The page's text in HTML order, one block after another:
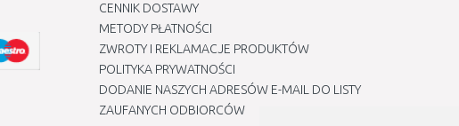
CENNIK DOSTAWY
METODY PŁATNOŚCI
ZWROTY I REKLAMACJE PRODUKTÓW
POLITYKA PRYWATNOŚCI
DODANIE NASZYCH ADRESÓW E-MAIL DO LISTY
ZAUFANYCH ODBIORCÓW